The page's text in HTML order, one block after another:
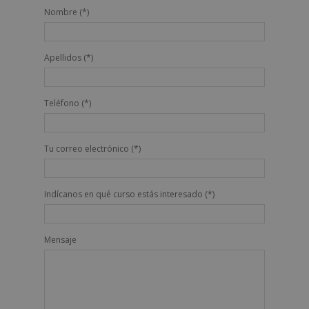
Nombre (*)
Apellidos (*)
Teléfono (*)
Tu correo electrónico (*)
Indícanos en qué curso estás interesado (*)
Mensaje